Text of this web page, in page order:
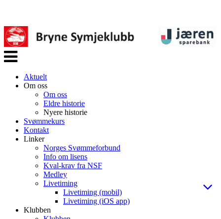
Veksle
navigasjon
Aktuelt
Om oss
Om oss
Eldre historie
Nyere historie
Svømmekurs
Kontakt
Linker
Norges Svømmeforbund
Info om lisens
Kval-krav fra NSF
Medley
Livetiming
Livetiming (mobil)
Livetiming (iOS app)
Klubben